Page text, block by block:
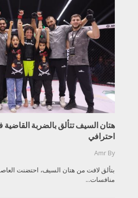
هتان السيف تتألق بالضربة
احترافي
By
Amr
بتألق لافت من هتان السيف، احتضنت
منافسات...